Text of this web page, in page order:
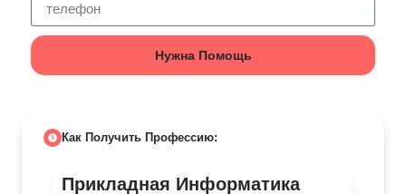
Нужна Помощь
Как Получить Профессию:
Прикладная Информатика